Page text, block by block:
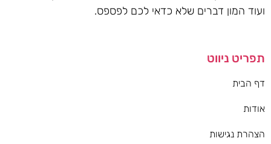
ועוד המון דברים שלא כדאי לכם לפספס.
תפריט ניווט
דף הבית
אודות
הצהרת נגישות